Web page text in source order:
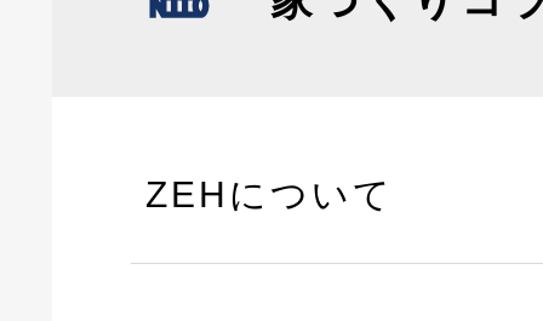
ZEHについて